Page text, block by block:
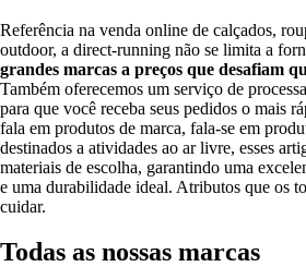
Referência na venda online de calçados,
outdoor, a direct-running não se limita a
grandes marcas a preços que desafiam
Também oferecemos um serviço de
para que você receba seus pedidos o mais
fala em produtos de marca, fala-se em
destinados a atividades ao ar livre, esses
materiais de escolha, garantindo uma
e uma durabilidade ideal. Atributos que os
cuidar.
Todas as nossas marcas